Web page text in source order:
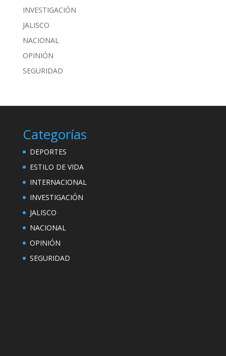
INVESTIGACIÓN
JALISCO
NACIONAL
OPINIÓN
SEGURIDAD
Categorías
DEPORTES
ESTILO DE VIDA
INTERNACIONAL
INVESTIGACIÓN
JALISCO
NACIONAL
OPINIÓN
SEGURIDAD